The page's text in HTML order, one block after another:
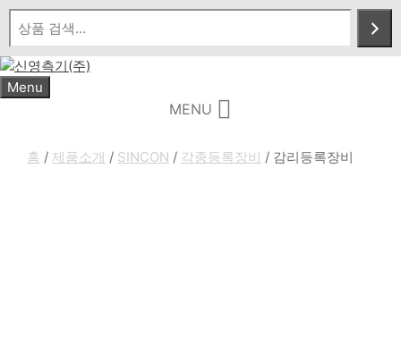
Skip
content
Menu
MENU
홈 / 제품소개 / SINCON / 각종등록장비 / 감리등록장비